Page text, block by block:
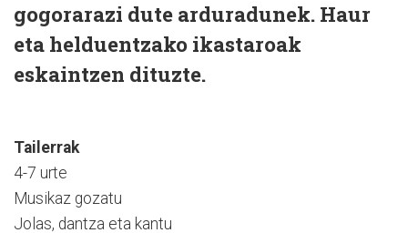
gogorarazi dute arduradunek. Haur
eta helduentzako ikastaroak
eskaintzen dituzte.
Tailerrak
4-7 urte
Musikaz gozatu
Jolas, dantza eta kantu